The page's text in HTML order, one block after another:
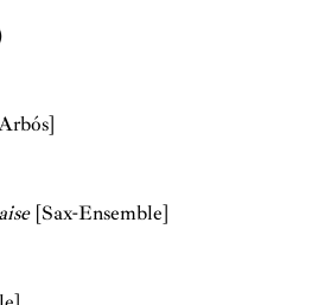
[Sax-Ensemble]